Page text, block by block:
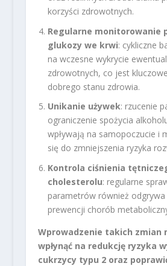
korzyści zdrowotnych.
Regularne monitorowanie
glukozy we krwi: cykliczne
na wczesne wykrycie
zdrowotnych, co jest
dobrego stanu zdrowia.
Unikanie używek: rzucenie
ograniczenie spożycia
wpływają na samopoczucie i
się do zmniejszenia ryzyka
Kontrola ciśnienia
cholesterolu: regularne
parametrów również
prewencji chorób
Wprowadzenie takich zmian
wpłynąć na redukcję ryzyka
cukrzycy typu 2 oraz